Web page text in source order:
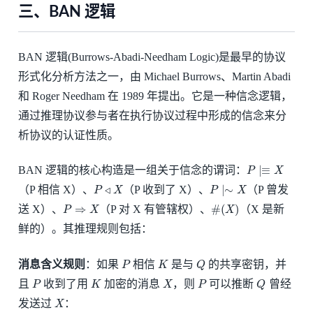
三、BAN 逻辑
BAN 逻辑(Burrows-Abadi-Needham Logic)是最早的协议
形式化分析方法之一，由 Michael Burrows、Martin Abadi
和 Roger Needham 在 1989 年提出。它是一种信念逻辑，
通过推理协议参与者在执行协议过程中形成的信念来分
析协议的认证性质。
BAN 逻辑的核心构造是一组关于信念的谓词： P∣≡ X
（P 相信 X）、 P◃ （P 收到了 X）、 P∣∼ X （P 曾发
送 X）、
P⇒ （P 对 X 有管辖权）、 #( X)
（X 是新
鲜的）。其推理规则包括：
消息含义规则 ：如果 P 相信 K是与 Q的共享密钥，并
且
P 收到了用 K加密的消息 X ，则 P 可以推断Q 曾经
发送过 X：